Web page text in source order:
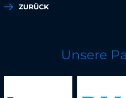
ZURÜCK
Unsere